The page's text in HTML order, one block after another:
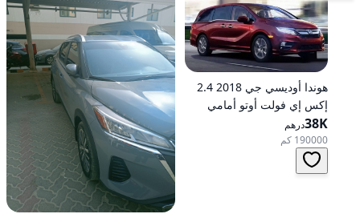
هوندا أوديسي جي 2018 2.4
إكس إي فولت أوتو أمامي
الدفع
38Kدرهم
190000 كم